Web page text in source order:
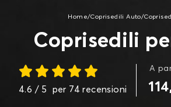
Home/Coprisedili Auto/
Coprisedili
4.6 / 5 per 74 recensioni
A